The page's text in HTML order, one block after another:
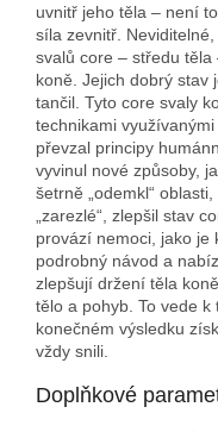
uvnitř jeho těla – není
síla zevnitř.
svalů core – středu
koně. Jejich dobrý stav
tančil. Tyto core svaly
technikami
převzal principy
vyvinul nové způsoby,
šetrně „odemkl“
„zarezlé“, zlepšil stav
provází nemoci, jako je
podrobný návod a
zlepšují držení těla
tělo a pohyb. To vede
konečném výsledku
vždy snili.
Doplňkové